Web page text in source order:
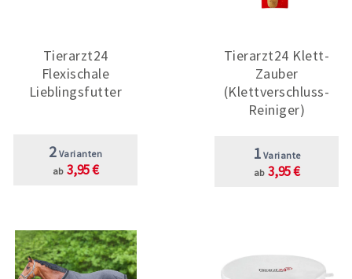
Tierarzt24
Flexischale
Lieblingsfutter
2 Varianten
ab 3,95 €
Tierarzt24 Klett-
Zauber
(Klettverschluss-
Reiniger)
1 Variante
ab 3,95 €